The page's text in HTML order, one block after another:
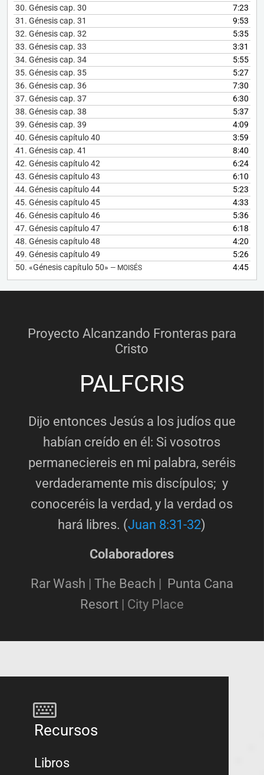
30. Génesis cap. 30
7:23
31. Génesis cap. 31
9:53
32. Génesis cap. 32
5:35
33. Génesis cap. 33
3:31
34. Génesis cap. 34
5:55
35. Génesis cap. 35
5:27
36. Génesis cap. 36
7:30
37. Génesis cap. 37
6:30
38. Génesis cap. 38
5:37
39. Génesis cap. 39
4:09
40. Génesis capítulo 40
3:59
41. Génesis cap. 41
8:40
42. Génesis capítulo 42
6:24
43. Génesis capítulo 43
6:10
44. Génesis capítulo 44
5:23
45. Génesis capítulo 45
4:33
46. Génesis capítulo 46
5:36
47. Génesis capítulo 47
6:18
48. Génesis capítulo 48
4:20
49. Génesis capítulo 49
5:26
50. «Génesis capítulo 50» — MOISÉS 4:45
Proyecto Alcanzando Fronteras para
Cristo
PALFCRIS
Dijo entonces Jesús a los judíos que
habían creído en él: Si vosotros
permaneciereis en mi palabra, seréis
verdaderamente mis discípulos; y
conoceréis la verdad, y la verdad os
hará libres. (Juan 8:31-32)
Colaboradores
Rar Wash | The Beach | Punta Cana
Resort| City Place
Recursos
Libros